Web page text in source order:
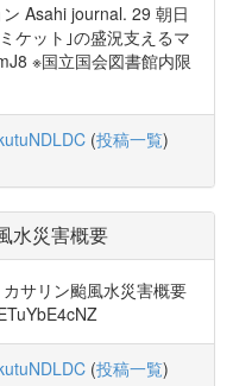
Asahi journal. 29 朝日
ケット｣の盛況支えるマ
※国立国会図書館内限
(投稿一覧)
水災害概要
サリン颱風水災害概要
(投稿一覧)